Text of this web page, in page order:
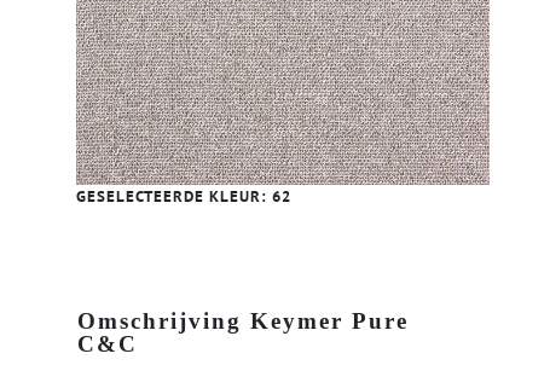
GESELECTEERDE KLEUR: 62
Omschrijving Keymer Pure
C&C